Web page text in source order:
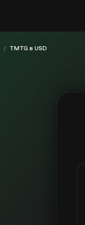
/ TMTG в USD